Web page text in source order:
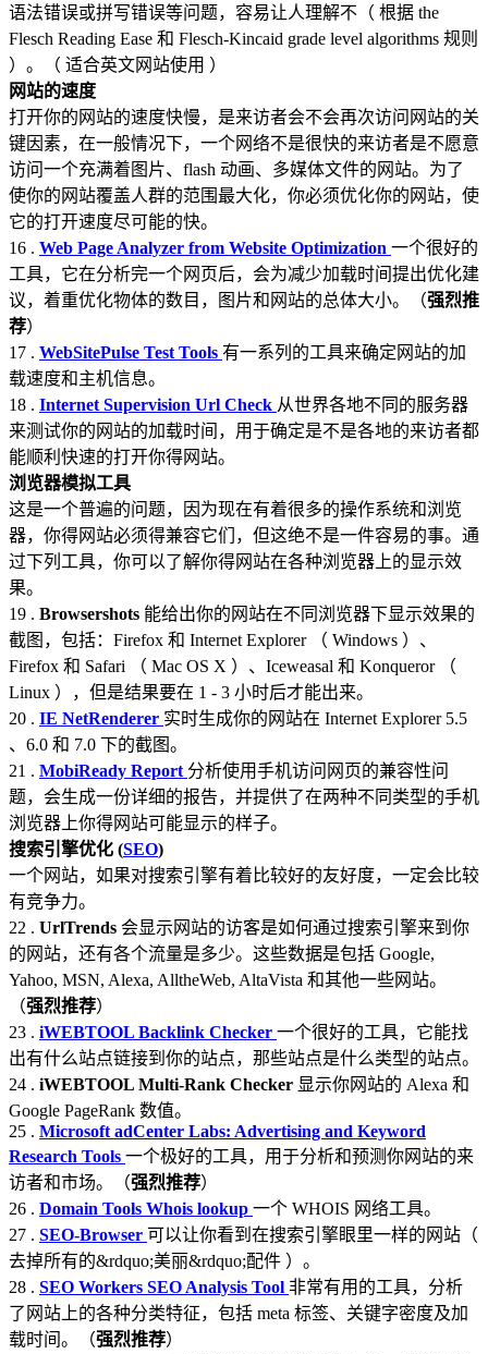
语法错误或拼写错误等问题，容易让人理解不（ 根据 the
Flesch Reading Ease 和 Flesch-Kincaid grade level algorithms 规则
）。（ 适合英文网站使用 ）
网站的速度
打开你的网站的速度快慢，是来访者会不会再次访问网站的关
键因素，在一般情况下，一个网络不是很快的来访者是不愿意
访问一个充满着图片、flash 动画、多媒体文件的网站。为了
使你的网站覆盖人群的范围最大化，你必须优化你的网站，使
它的打开速度尽可能的快。
16 . Web Page Analyzer from Website Optimization 一个很好的
工具，它在分析完一个网页后，会为减少加载时间提出优化建
议，着重优化物体的数目，图片和网站的总体大小。（强烈推
荐）
17 . WebSitePulse Test Tools 有一系列的工具来确定网站的加
载速度和主机信息。
18 . Internet Supervision Url Check 从世界各地不同的服务器
来测试你的网站的加载时间，用于确定是不是各地的来访者都
能顺利快速的打开你得网站。
浏览器模拟工具
这是一个普遍的问题，因为现在有着很多的操作系统和浏览
器，你得网站必须得兼容它们，但这绝不是一件容易的事。通
过下列工具，你可以了解你得网站在各种浏览器上的显示效
果。
19 . Browsershots 能给出你的网站在不同浏览器下显示效果的
截图，包括：Firefox 和 Internet Explorer （ Windows ）、
Firefox 和 Safari （ Mac OS X ）、Iceweasal 和 Konqueror （
Linux ），但是结果要在 1 - 3 小时后才能出来。
20 . IE NetRenderer 实时生成你的网站在 Internet Explorer 5.5
、6.0 和 7.0 下的截图。
21 . MobiReady Report 分析使用手机访问网页的兼容性问
题，会生成一份详细的报告，并提供了在两种不同类型的手机
浏览器上你得网站可能显示的样子。
搜索引擎优化 (SEO)
一个网站，如果对搜索引擎有着比较好的友好度，一定会比较
有竞争力。
22 . UrlTrends 会显示网站的访客是如何通过搜索引擎来到你
的网站，还有各个流量是多少。这些数据是包括 Google,
Yahoo, MSN, Alexa, AlltheWeb, AltaVista 和其他一些网站。
（强烈推荐）
23 . iWEBTOOL Backlink Checker 一个很好的工具，它能找
出有什么站点链接到你的站点，那些站点是什么类型的站点。
24 . iWEBTOOL Multi-Rank Checker 显示你网站的 Alexa 和
Google PageRank 数值。
25 . Microsoft adCenter Labs: Advertising and Keyword
Research Tools 一个极好的工具，用于分析和预测你网站的来
访者和市场。（强烈推荐）
26 . Domain Tools Whois lookup 一个 WHOIS 网络工具。
27 . SEO-Browser 可以让你看到在搜索引擎眼里一样的网站（
去掉所有的&rdquo;美丽&rdquo;配件 ）。
28 . SEO Workers SEO Analysis Tool 非常有用的工具，分析
了网站上的各种分类特征，包括 meta 标签、关键字密度及加
载时间。（强烈推荐）